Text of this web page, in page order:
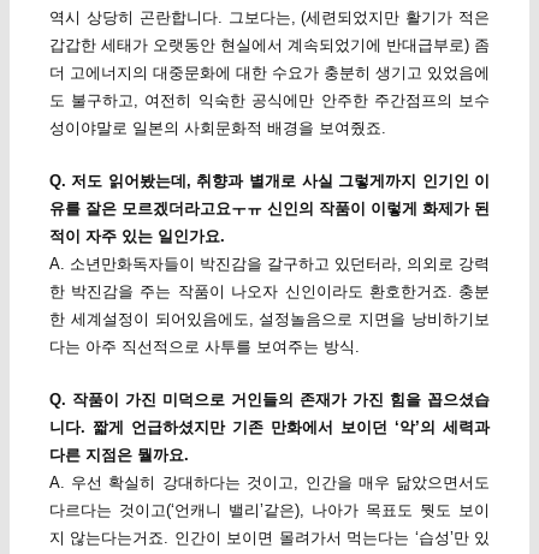
역시 상당히 곤란합니다. 그보다는, (세련되었지만 활기가 적은
갑갑한 세태가 오랫동안 현실에서 계속되었기에 반대급부로) 좀
더 고에너지의 대중문화에 대한 수요가 충분히 생기고 있었음에
도 불구하고, 여전히 익숙한 공식에만 안주한 주간점프의 보수
성이야말로 일본의 사회문화적 배경을 보여줬죠.
Q. 저도 읽어봤는데, 취향과 별개로 사실 그렇게까지 인기인 이
유를 잘은 모르겠더라고요ㅜㅠ 신인의 작품이 이렇게 화제가 된
적이 자주 있는 일인가요.
A. 소년만화독자들이 박진감을 갈구하고 있던터라, 의외로 강력
한 박진감을 주는 작품이 나오자 신인이라도 환호한거죠. 충분
한 세계설정이 되어있음에도, 설정놀음으로 지면을 낭비하기보
다는 아주 직선적으로 사투를 보여주는 방식.
Q. 작품이 가진 미덕으로 거인들의 존재가 가진 힘을 꼽으셨습
니다. 짧게 언급하셨지만 기존 만화에서 보이던 ‘악’의 세력과
다른 지점은 뭘까요.
A. 우선 확실히 강대하다는 것이고, 인간을 매우 닮았으면서도
다르다는 것이고(‘언캐니 밸리’같은), 나아가 목표도 뭣도 보이
지 않는다는거죠. 인간이 보이면 몰려가서 먹는다는 ‘습성’만 있